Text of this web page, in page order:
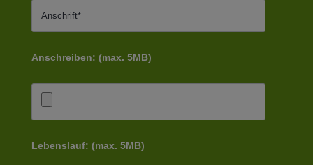
Anschreiben: (max. 5MB)
Lebenslauf: (max. 5MB)